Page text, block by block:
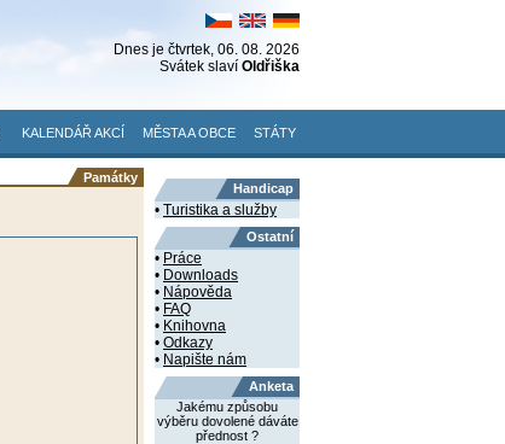
Dnes je čtvrtek, 06. 08. 2026
Svátek slaví Oldřiška
KALENDÁŘ AKCÍ MĚSTA A OBCE STÁTY
Památky
Handicap
• Turistika a služby
Ostatní
• Práce
• Downloads
• Nápověda
• FAQ
• Knihovna
• Odkazy
• Napište nám
Anketa
Jakému způsobu
výběru dovolené dáváte
přednost ?